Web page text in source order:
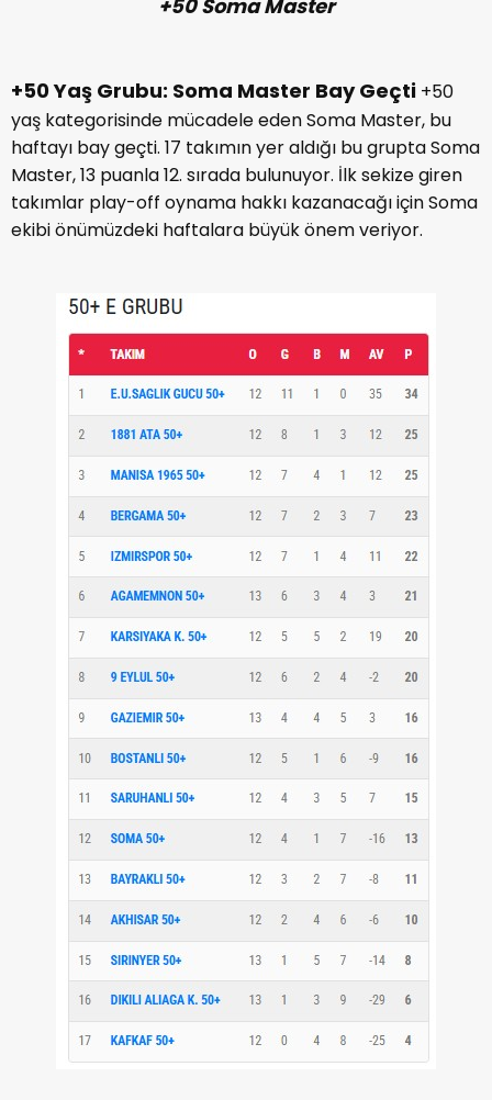
+50 Soma Master
+50 Yaş Grubu: Soma Master Bay Geçti +50
yaş kategorisinde mücadele eden Soma Master, bu
haftayı bay geçti. 17 takımın yer aldığı bu grupta Soma
Master, 13 puanla 12. sırada bulunuyor. İlk sekize giren
takımlar play-off oynama hakkı kazanacağı için Soma
ekibi önümüzdeki haftalara büyük önem veriyor.